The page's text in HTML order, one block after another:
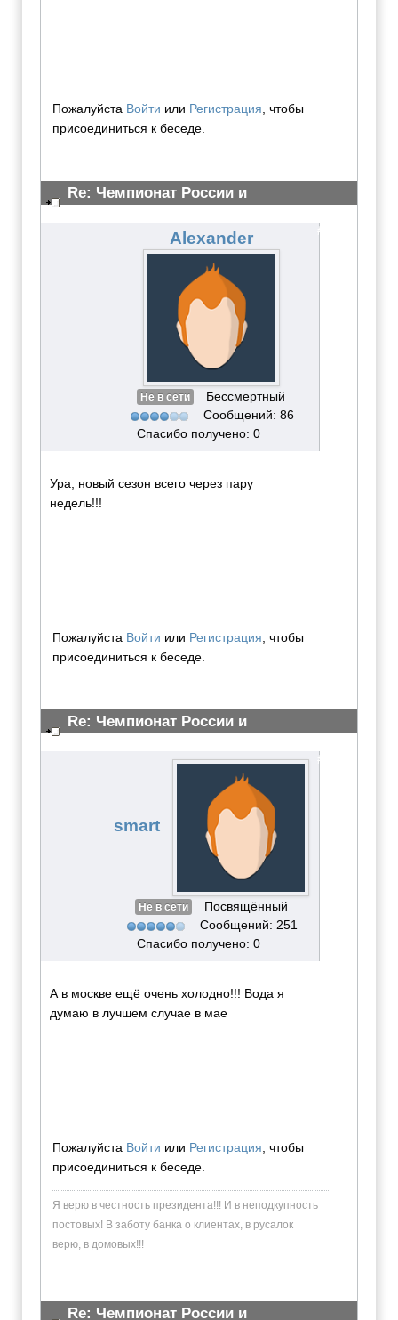
Пожалуйста Войти или Регистрация, чтобы
присоединиться к беседе.
Re: Чемпионат России и
#2229
Alexander
Не в сети
Бессмертный
Сообщений: 86
Спасибо получено: 0
Ура, новый сезон всего через пару
недель!!!
Пожалуйста Войти или Регистрация, чтобы
присоединиться к беседе.
Re: Чемпионат России и
#2230
smart
Не в сети
Посвящённый
Сообщений: 251
Спасибо получено: 0
А в москве ещё очень холодно!!! Вода я
думаю в лучшем случае в мае
Пожалуйста Войти или Регистрация, чтобы
присоединиться к беседе.
Я верю в честность президента!!! И в неподкупность
постовых! В заботу банка о клиентах, в русалок
верю, в домовых!!!
Re: Чемпионат России и